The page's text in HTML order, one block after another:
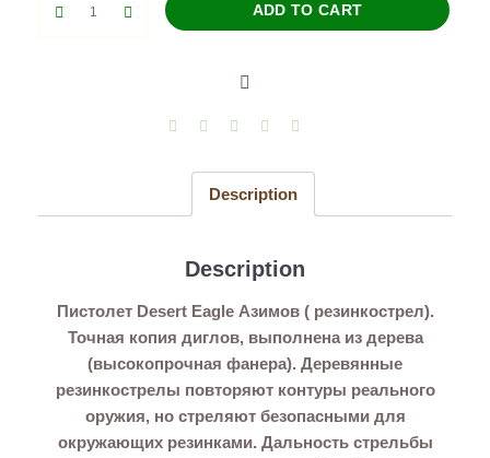
ADD TO CART
Description
Description
Пистолет Desert Eagle Азимов ( резинкострел).
Точная копия диглов, выполнена из дерева
(высокопрочная фанера). Деревянные
резинкострелы повторяют контуры реального
оружия, но стреляют безопасными для
окружающих резинками. Дальность стрельбы